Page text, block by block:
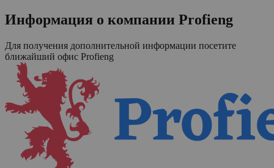
Информация о компании Profieng
Для получения дополнительной информации посетите
ближайший офис Profieng